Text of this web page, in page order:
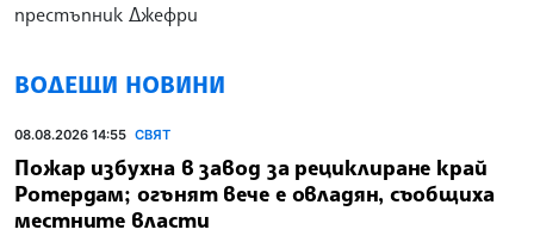
престъпник Джефри
ВОДЕЩИ НОВИНИ
08.08.2026 14:55 СВЯТ
Пожар избухна в завод за рециклиране край
Ротердам; огънят вече е овладян, съобщиха
местните власти